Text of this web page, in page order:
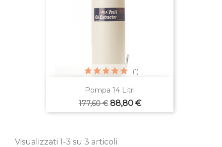
Pompa 14 Litri
Prezzo
base
177,60 € Prezzo
88,80 €
(1)
Visualizzati 1-3 su 3 articoli